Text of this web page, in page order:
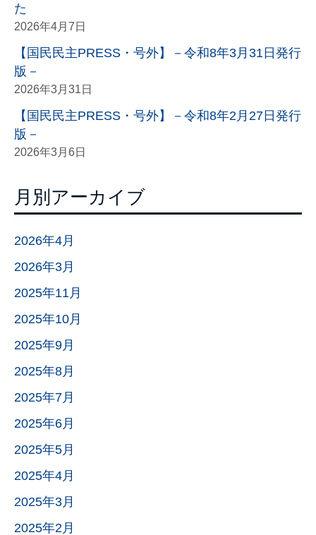
た
2026年4月7日
【国民民主PRESS・号外】－令和8年3月31日発行
版－
2026年3月31日
【国民民主PRESS・号外】－令和8年2月27日発行
版－
2026年3月6日
月別アーカイブ
2026年4月
2026年3月
2025年11月
2025年10月
2025年9月
2025年8月
2025年7月
2025年6月
2025年5月
2025年4月
2025年3月
2025年2月